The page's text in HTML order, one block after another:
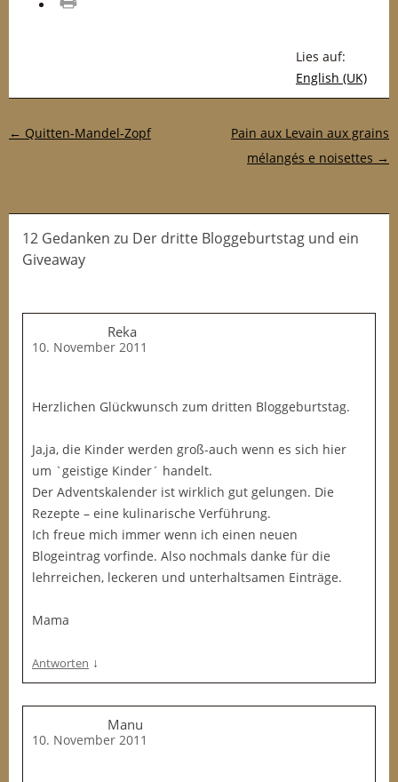
Lies auf:
English (UK)
Post-Navigation
← Quitten-Mandel-Zopf
Pain aux Levain aux grains
mélangés e noisettes →
12 Gedanken zu Der dritte Bloggeburtstag und ein
Giveaway
Reka
10. November 2011
Herzlichen Glückwunsch zum dritten Bloggeburtstag.
Ja,ja, die Kinder werden groß-auch wenn es sich hier
um `geistige Kinder´ handelt.
Der Adventskalender ist wirklich gut gelungen. Die
Rezepte – eine kulinarische Verführung.
Ich freue mich immer wenn ich einen neuen
Blogeintrag vorfinde. Also nochmals danke für die
lehrreichen, leckeren und unterhaltsamen Einträge.
Mama
Antworten ↓
Manu
10. November 2011